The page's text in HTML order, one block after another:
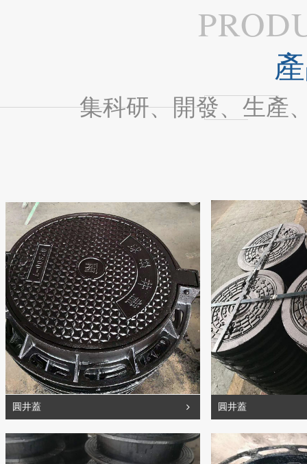
集科研、開發、生產
圓井蓋 圓井蓋